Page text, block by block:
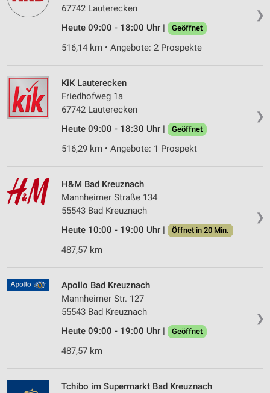
❯
67742 Lauterecken
Heute 09:00 - 18:00 Uhr |
Geöffnet
516,14 km • Angebote: 2 Prospekte
❯
KiK Lauterecken
Friedhofweg 1a
67742 Lauterecken
Heute 09:00 - 18:30 Uhr |
Geöffnet
516,29 km • Angebote: 1 Prospekt
❯
H&M Bad Kreuznach
Mannheimer Straße 134
55543 Bad Kreuznach
Heute 10:00 - 19:00 Uhr |
Öffnet in 20 Min.
487,57 km
❯
Apollo Bad Kreuznach
Mannheimer Str. 127
55543 Bad Kreuznach
Heute 09:00 - 19:00 Uhr |
Geöffnet
487,57 km
Tchibo im Supermarkt Bad Kreuznach